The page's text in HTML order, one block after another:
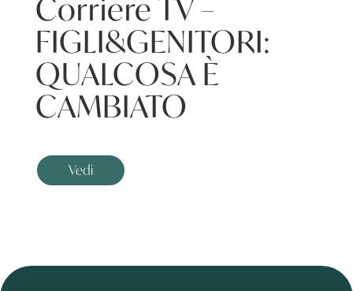
Corriere TV –
FIGLI&GENITORI:
QUALCOSA È
CAMBIATO
Vedi